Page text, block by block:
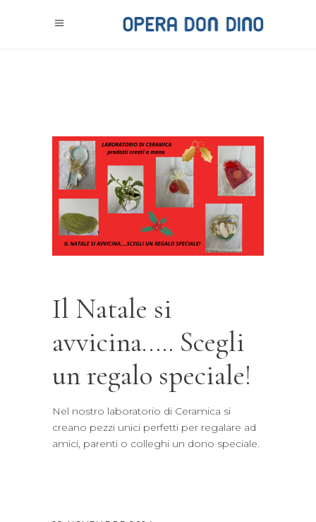
Il Natale si
avvicina….. Scegli
un regalo speciale!
Nel nostro laboratorio di Ceramica si
creano pezzi unici perfetti per regalare ad
amici, parenti o colleghi un dono speciale.